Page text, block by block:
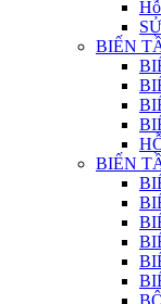
BIẾN
BIẾN